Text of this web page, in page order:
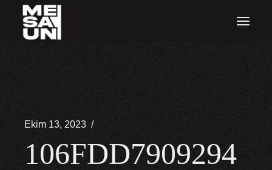
İçeriğe
Ekim 13, 2023
106FDD7909294